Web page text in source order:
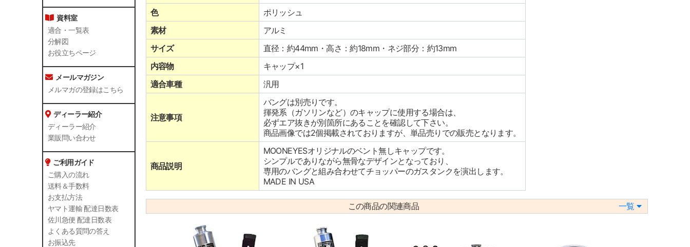
資料室
適合・一覧表
分解図
お役立ちページ
メールマガジン
メルマガの登録はこちら
ディーラー紹介
ディーラー紹介
業販問い合わせ
ご利用ガイド
ご購入の流れ
送料＆手数料
お支払方法
ヤマト運輸 配達日数表
佐川急便 配達日数表
よくある質問の答え
お振込先
色
ポリッシュ
素材
アルミ
サイズ
直径：約44mm・高さ：約18mm・ネジ部分：約13mm
内容物
キャップ×1
適合車種
汎用
注意事項
バングは別売りです。
揮発系（ガソリンなど）のキャップに使用する場合は、
必ずエア抜きが別箇所にあることを確認して下さい。
商品画像では2個掲載されておりますが、単品売りでの販売となります。
商品説明
MOONEYESオリジナルのベント無しキャップです。
シンプルでありながら無骨なデザインとなっており、
専用のバングと組み合わせてチョッパーのガスタンクを演出します。
MADE IN USA
この商品の関連商品 一覧